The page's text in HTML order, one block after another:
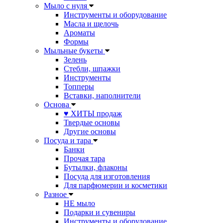
Мыло с нуля
Инструменты и оборудование
Масла и щелочь
Ароматы
Формы
Мыльные букеты
Зелень
Стебли, шпажки
Инструменты
Топперы
Вставки, наполнители
Основа
♥ ХИТЫ продаж
Твердые основы
Другие основы
Посуда и тара
Банки
Прочая тара
Бутылки, флаконы
Посуда для изготовления
Для парфюмерии и косметики
Разное
НЕ мыло
Подарки и сувениры